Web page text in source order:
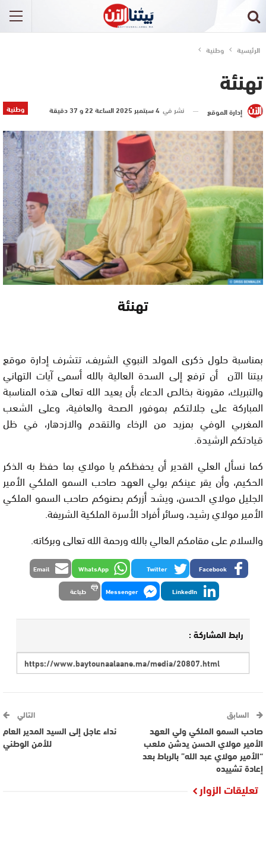
الرئيسية وطنية
تهنئة
وطنية إدارة الموقع نشر في 4 سبتمبر 2025 الساعة 22 و 37 دقيقة
تهنئة
بمناسبة حلول ذكرى المولد النبوي الشريف، تتشرف إدارة موقع
بيتنا الآن أن ترفع إلى السدة العالية بالله أسمى آيات التهاني
والتبريك، مقرونة بخالص الدعاء بأن يعيد الله تعالى هذه المناسبة
المباركة على جلالتكم بموفور الصحة والعافية، وعلى الشعب
المغربي الوفي بمزيد من الرخاء والتقدم والازدهار، في ظل
قيادتكم الرشيدة.
كما نسأل العلي القدير أن يحفظكم يا مولاي بما حفظ به الذكر
الحكيم، وأن يقر عينكم بولي العهد صاحب السمو الملكي الأمير
الجليل مولاي الحسن، ويشد أزركم بصنوكم صاحب السمو الملكي
الأمير مولاي رشيد، وسائر أفراد الأسرة الملكية الشريفة.
والسلام على مقامكم العالي بالله ورحمة الله تعالى وبركاته.
Facebook
Twitter
WhatsApp
Email
LinkedIn
Messenger طباعة
رابط المشاركة :
السابق
صاحب السمو الملكي ولي العهد
الأمير مولاي الحسن يدشن ملعب
“الأمير مولاي عبد الله” بالرباط بعد
إعادة تشييده
التالي
نداء عاجل إلى السيد المدير العام
للأمن الوطني
تعليقات الزوار